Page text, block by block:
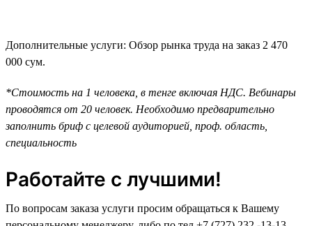
Дополнительные услуги: Обзор рынка труда на заказ 2 470
000 сум.
*Стоимость на 1 человека, в тенге включая НДС. Вебинары
проводятся от 20 человек. Необходимо предварительно
заполнить бриф с целевой аудиторией, проф. область,
специальность
Работайте с лучшими!
По вопросам заказа услуги просим обращаться к Вашему